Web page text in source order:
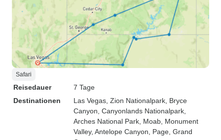
Safari
Reisedauer
7 Tage
Destinationen
Las Vegas , Zion Nationalpark , Bryce
Canyon , Canyonlands Nationalpark
Arches National Park , Moab , Monument
Valley, Antelope Canyon , Page , Grand